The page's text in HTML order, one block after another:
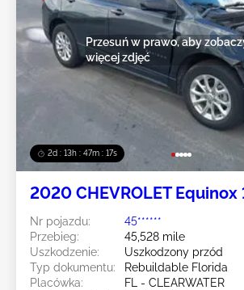
2d : 13h : 47m : 14s
Przesuń w prawo, aby
więcej zdjęć
2020 CHEVROLET Equinox
Nr pojazdu:
45******
Przebieg:
45,528 mile
Uszkodzenie:
Uszkodzony przód
Typ dokumentu:
Rebuildable Florida
Placówka:
FL - CLEARWATER